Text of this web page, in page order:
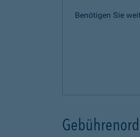
Benötigen Sie